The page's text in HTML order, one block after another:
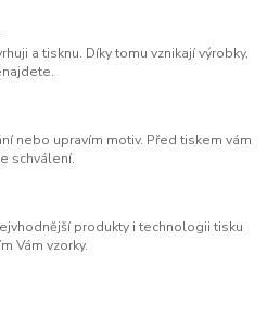
a tisknu. Díky tomu vznikají výrobky,
nebo upravím motiv. Před tiskem vám
schválení.
produkty i technologii tisku
Vám vzorky.